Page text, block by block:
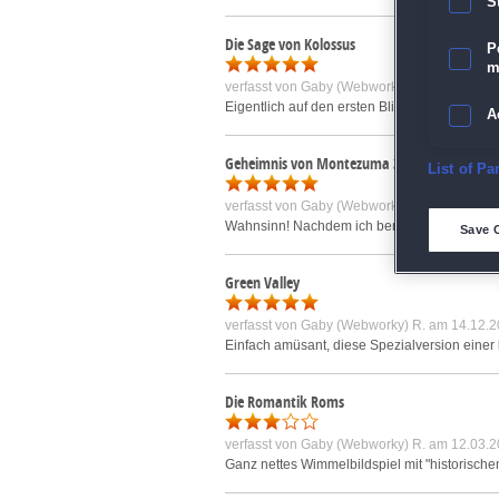
Die Sage von Kolossus
verfasst von Gaby (Webworky) R.
Eigentlich auf den ersten Blick "blos" ein
Geheimnis von Montezuma 3
verfasst von Gaby (Webworky) R.
am
Wahnsinn! Nachdem ich bereits die beiden
Green Valley
verfasst von Gaby (Webworky) R. am
Einfach amüsant, diese Spezialversion
Die Romantik Roms
verfasst von Gaby (Webworky) R. am
Ganz nettes Wimmelbildspiel mit
List of
Save